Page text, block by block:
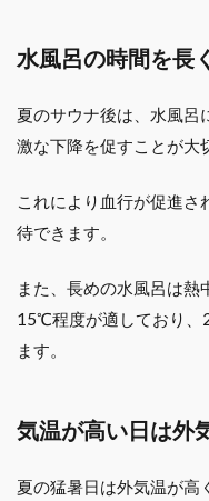
水風呂の時間を長
夏のサウナ後は、水風呂
激な下降を促すことが大
これにより血行が促進さ
待できます。
また、長めの水風呂は
15℃程度が適しており、
ます。
気温が高い日は外
夏の猛暑日は外気温が高